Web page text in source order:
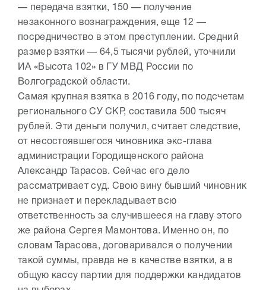
— передача взятки, 150 — получение
незаконного вознаграждения, еще 12 —
посредничество в этом преступлении. Средний
размер взятки — 64,5 тысячи рублей, уточнили
ИА «Высота 102» в ГУ МВД России по
Волгоградской области.
Самая крупная взятка в 2016 году, по подсчетам
регионального СУ СКР, составила 500 тысяч
рублей. Эти деньги получил, считает следствие,
от несостоявшегося чиновника экс-глава
администрации Городищенского района
Александр Тарасов. Сейчас его дело
рассматривает суд. Свою вину бывший чиновник
не признает и перекладывает всю
ответственность за случившееся на главу этого
же района Сергея Мамонтова. Именно он, по
словам Тарасова, договаривался о получении
такой суммы, правда не в качестве взятки, а в
общую кассу партии для поддержки кандидатов